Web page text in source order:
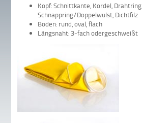
Kopf: Schnittkante, Kordel, Drahtring,
Schnappring/Doppelwulst, Dichtfilz
Boden: rund, oval, flach
Längsnaht: 3-fach odergeschweißt